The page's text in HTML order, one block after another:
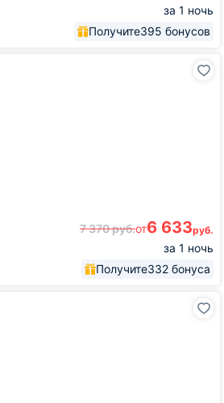
за 1 ночь
Получите395 бонусов
7 370руб.от6 633руб.
за 1 ночь
Получите332 бонуса